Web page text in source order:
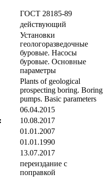
ГОСТ 28185-89
действующий
Установки
геологоразведочные
буровые. Насосы
буровые. Основные
параметры
Plants of geological
prospecting boring. Boring
pumps. Basic parameters
06.04.2015
10.08.2017
01.01.2007
01.01.1990
13.07.2017
переиздание с
поправкой